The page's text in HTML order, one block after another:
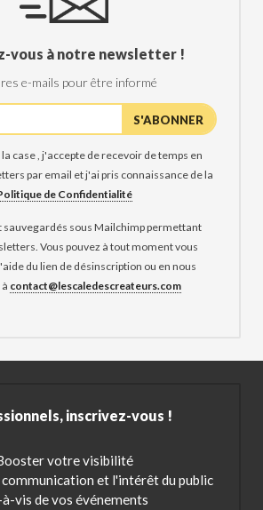
vous à notre newsletter !
e-mails pour être informé
case , j'accepte de recevoir de temps en
par email et j'ai pris connaissance de la
de Confidentialité
sauvegardés sous Mailchimp permettant
Vous pouvez à tout moment vous
du lien de désinscription ou en nous
contact@lescaledescreateurs.com
inscrivez-vous !
votre visibilité
et l'intérêt du public
vis de vos événements